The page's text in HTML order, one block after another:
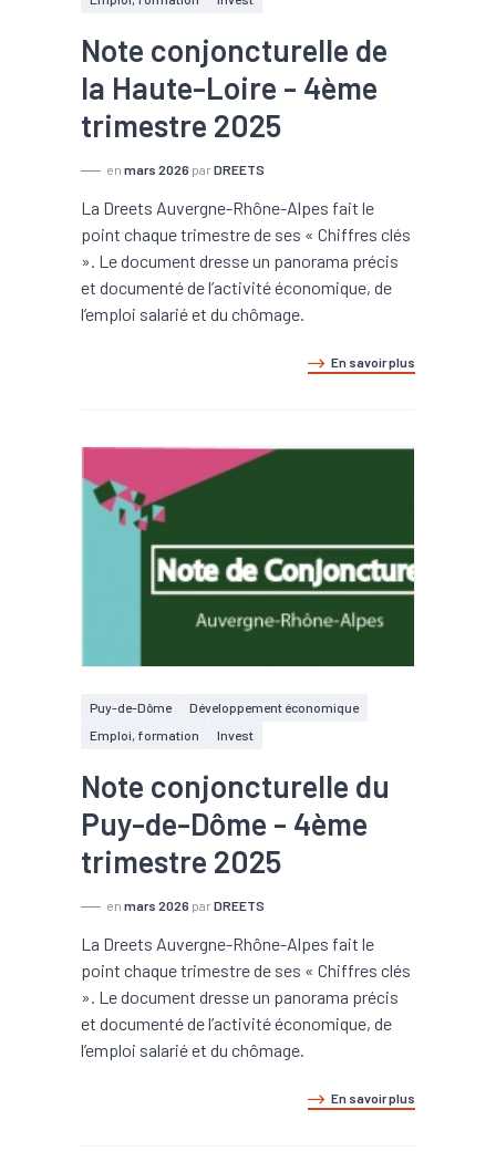
Note conjoncturelle de
la Haute-Loire - 4ème
trimestre 2025
en mars 2026 par DREETS
La Dreets Auvergne-Rhône-Alpes fait le
point chaque trimestre de ses « Chiffres clés
». Le document dresse un panorama précis
et documenté de l’activité économique, de
l’emploi salarié et du chômage.
En savoir plus
Puy-de-Dôme
Développement économique
Emploi, formation
Invest
Note conjoncturelle du
Puy-de-Dôme - 4ème
trimestre 2025
en mars 2026 par DREETS
La Dreets Auvergne-Rhône-Alpes fait le
point chaque trimestre de ses « Chiffres clés
». Le document dresse un panorama précis
et documenté de l’activité économique, de
l’emploi salarié et du chômage.
En savoir plus